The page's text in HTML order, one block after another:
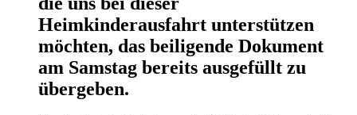
Heimkinderausfahrt unterstützen
möchten, das beiligende Dokument
am Samstag bereits ausgefüllt zu
übergeben.